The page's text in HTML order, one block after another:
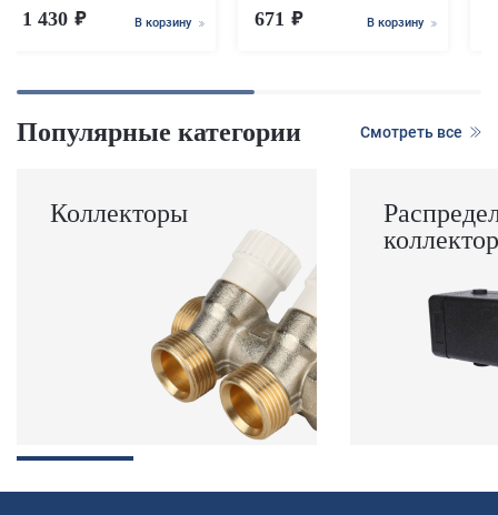
1 430 В корзину 671 В корзину
Популярные категории Смотреть все
Коллекторы